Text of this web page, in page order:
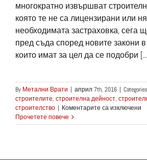
многократно извършват
която те не са лицензирани или
необходимата застраховка, сега
пред съда според новите закони
които имат за цел да се подобри
By Метални Врати | април 7th, 2016 |
строителите, строителна дейност,
строителство | Коментарите са изключени
Прочетете повече